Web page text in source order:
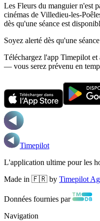
Les Fleurs du manguier n'est
cinémas de Villedieu-les-
dès qu'une séance est
Soyez alerté dès qu'une
Téléchargez l'app Timepilot
— vous serez prévenu en
Timepilot
L'application ultime pour les
Made in 🇫🇷 by Timepilot
Données fournies par
Navigation